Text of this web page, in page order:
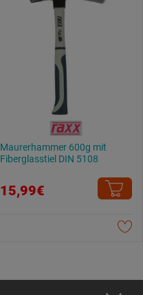
Maurerhammer 600g mit
Fiberglasstiel DIN 5108
15,99€